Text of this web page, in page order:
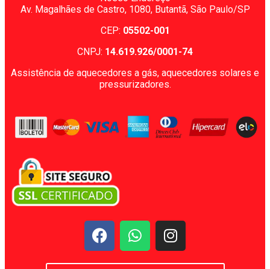
Av. Magalhães de Castro, 1080, Butantã, São Paulo/SP
CEP: 05502-001
CNPJ: 14.619.926/0001-74
Assistência de aquecedores a gás, aquecedores solares e
pressurizadores.